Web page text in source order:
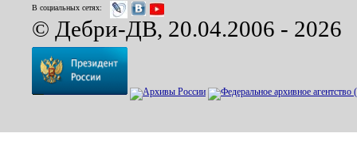
В социальных сетях:
© Дебри-ДВ, 20.04.2006 - 2026